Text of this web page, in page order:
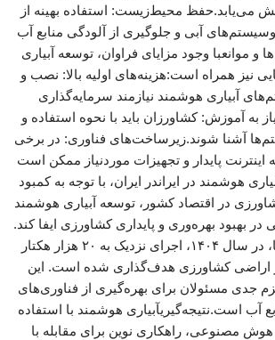
می‌یابد.حفظ محیط‌زیست: استفاده بهینه از
آبی و جلوگیری از آلودگی منابع آب
موانعبا وجود مزایای فراوان، توسعه آبیاری
نیز همراه است:هزینه‌های اولیه بالا: نصب و
آبیاری هوشمند نیازمند سرمایه‌گذاری
به آموزش: کشاورزان باید با نحوه استفاده و
آشنا شوند.زیرساخت‌های فناوری: در برخی
پایدار و تجهیزات موردنیاز ممکن است
هوشمند در ایراندر ایران، با توجه به کمبود
در اقتصاد کشور، توسعه آبیاری هوشمند
بهبود بهره‌وری و پایداری کشاورزی ایفا کند.
با توجه به گزارش‌ها، در سال ۱۴۰۴، اجرای نزدیک به ۲۰ هزار هکتار
اراضی کشاورزی هدف‌گذاری شده است. این
جدی مسئولان برای بهره‌گیری از فناوری‌های
آب است.نتیجه‌گیریآبیاری هوشمند با استفاده
هوش مصنوعی، راهکاری نوین برای مقابله با